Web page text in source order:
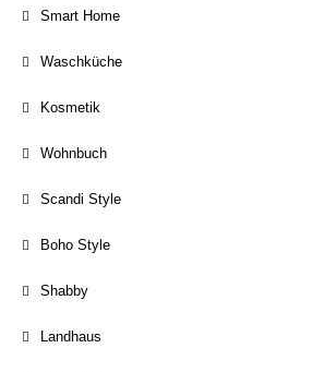
Smart Home
Waschküche
Kosmetik
Wohnbuch
Scandi Style
Boho Style
Shabby
Landhaus